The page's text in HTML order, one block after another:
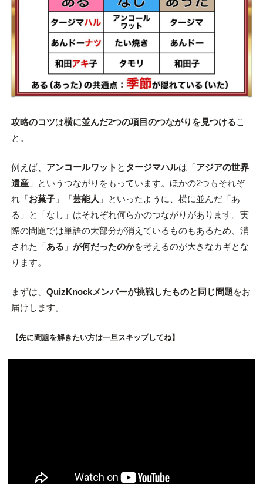
攻略のコツは横に並んだ2つの項目のつながりを見つけるこ
と。
例えば、 アンコールワット と タージマハルは「アジアの世界
遺産」というつながりをもっています。ほかの2つもそれぞ
れ「お菓子」「芸能人 」といったように、横に並んだ「あ
る」と「なし」はそれぞれ何らかのつながりがあります。実
際の問題では単語の大部分が消えているものもあるため、消
された「ある 」 が何だったのかを考えるのが大きなカギとな
ります。
まずは、 QuizKnockメンバーが挑戦したものと同じ問題をお
届けします。
【先に問題を解きたい方は一旦スキップしてね】